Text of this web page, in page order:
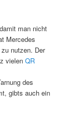
man nicht
Mercedes
nutzen. Der
vielenQR
des
gibts auch ein